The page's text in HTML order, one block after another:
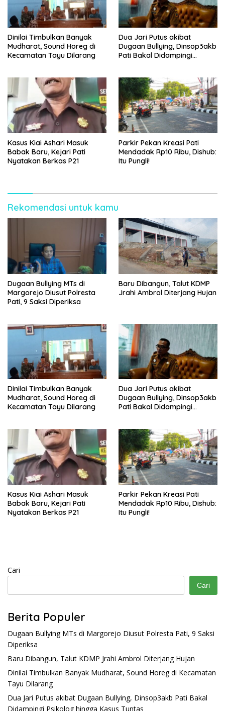
Dinilai Timbulkan Banyak
Mudharat, Sound Horeg di
Kecamatan Tayu Dilarang
Dua Jari Putus akibat
Dugaan Bullying, Dinsop3akb
Pati Bakal Didampingi
Kasus Kiai Ashari Masuk
Babak Baru, Kejari Pati
Nyatakan Berkas P21
Parkir Pekan Kreasi Pati
Mendadak Rp10 Ribu, Dishub:
Itu Pungli!
Rekomendasi untuk kamu
Dugaan Bullying MTs di
Margorejo Diusut Polresta
Pati, 9 Saksi Diperiksa
Baru Dibangun, Talut KDMP
Jrahi Ambrol Diterjang Hujan
Dinilai Timbulkan Banyak
Mudharat, Sound Horeg di
Kecamatan Tayu Dilarang
Dua Jari Putus akibat
Dugaan Bullying, Dinsop3akb
Pati Bakal Didampingi
Kasus Kiai Ashari Masuk
Babak Baru, Kejari Pati
Nyatakan Berkas P21
Parkir Pekan Kreasi Pati
Mendadak Rp10 Ribu, Dishub:
Itu Pungli!
Cari
Cari
Berita Populer
Dugaan Bullying MTs di Margorejo Diusut Polresta Pati, 9 Saksi
Diperiksa
Baru Dibangun, Talut KDMP Jrahi Ambrol Diterjang Hujan
Dinilai Timbulkan Banyak Mudharat, Sound Horeg di Kecamatan
Tayu Dilarang
Dua Jari Putus akibat Dugaan Bullying, Dinsop3akb Pati Bakal
Didampingi Psikolog hingga Kasus Tuntas